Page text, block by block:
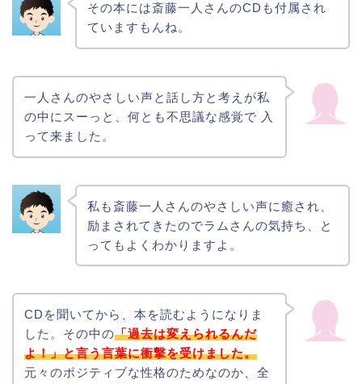
その本には斎藤一人さんのCDも付属され
ていますもんね。
一人さんのやさしい声と話し方と考えが私
の中にスーっと、何とも不思議な感覚で 入
って来ました。
私も斎藤一人さんのやさしい声に癒され、
励まされてきたのでラムさんの気持ち、と
ってもよくわかりますよ。
CDを聞いてから、本を読むようになりま
した。その中の「過去は変えられるんだ
よ！」と言う言葉に衝撃を受けました。
元々のポジティブな性格のためなのか、全